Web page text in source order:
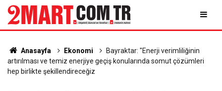
Anasayfa Ekonomi
Bayraktar: "Enerji verimliliğinin
artırılması ve temiz enerjiye geçiş konularında somut çözümleri
hep birlikte şekillendireceğiz